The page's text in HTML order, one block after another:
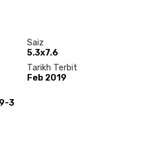
Saiz
5.3x7.6
Tarikh Terbit
Feb 2019
3